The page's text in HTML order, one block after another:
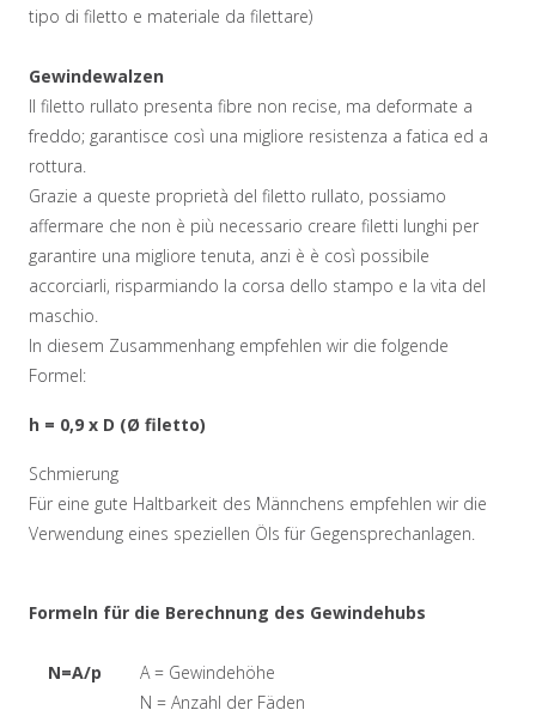
tipo di filetto e materiale da filettare)
Gewindewalzen
Il filetto rullato presenta fibre non recise, ma deformate a
freddo; garantisce così una migliore resistenza a fatica ed a
rottura.
Grazie a queste proprietà del filetto rullato, possiamo
affermare che non è più necessario creare filetti lunghi per
garantire una migliore tenuta, anzi è è così possibile
accorciarli, risparmiando la corsa dello stampo e la vita del
maschio.
In diesem Zusammenhang empfehlen wir die folgende
Formel:
h = 0,9 x D (Ø filetto)
Schmierung
Für eine gute Haltbarkeit des Männchens empfehlen wir die
Verwendung eines speziellen Öls für Gegensprechanlagen.
Formeln für die Berechnung des Gewindehubs
N=A/p
A = Gewindehöhe
N = Anzahl der Fäden